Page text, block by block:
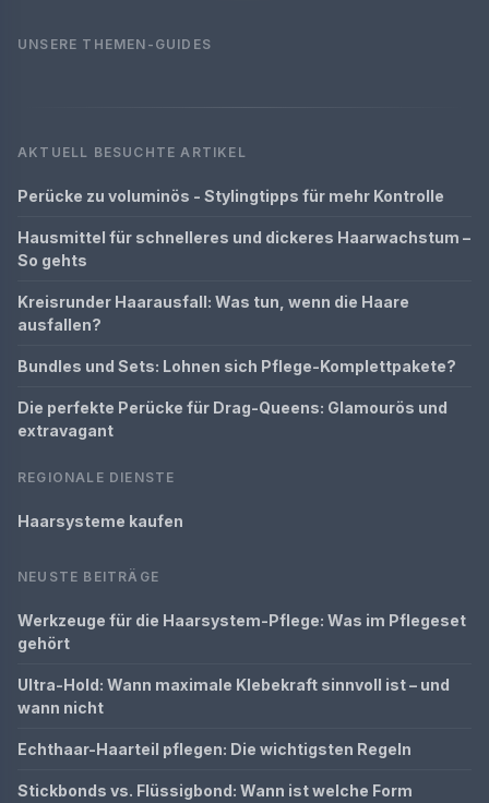
UNSERE THEMEN-GUIDES
AKTUELL BESUCHTE ARTIKEL
Perücke zu voluminös - Stylingtipps für mehr Kontrolle
Hausmittel für schnelleres und dickeres Haarwachstum –
So gehts
Kreisrunder Haarausfall: Was tun, wenn die Haare
ausfallen?
Bundles und Sets: Lohnen sich Pflege-Komplettpakete?
Die perfekte Perücke für Drag-Queens: Glamourös und
extravagant
REGIONALE DIENSTE
Haarsysteme kaufen
NEUSTE BEITRÄGE
Werkzeuge für die Haarsystem-Pflege: Was im Pflegeset
gehört
Ultra-Hold: Wann maximale Klebekraft sinnvoll ist – und
wann nicht
Echthaar-Haarteil pflegen: Die wichtigsten Regeln
Stickbonds vs. Flüssigbond: Wann ist welche Form